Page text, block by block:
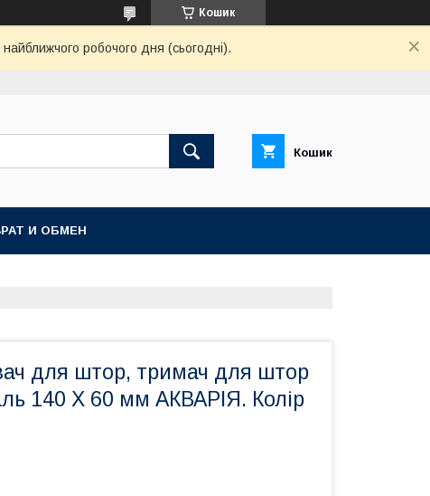
Кошик
робочого дня (сьогодні).
Кошик
И ОБМЕН
для штор, тримач для штор
140 Х 60 мм АКВАРІЯ. Колір